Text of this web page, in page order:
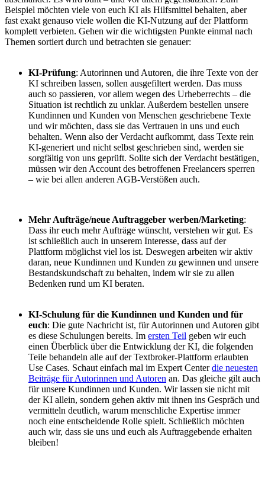
Beispiel möchten viele von euch KI als Hilfsmittel behalten, aber
fast exakt genauso viele wollen die KI-Nutzung auf der Plattform
komplett verbieten. Gehen wir die wichtigsten Punkte einmal nach
Themen sortiert durch und betrachten sie genauer:
KI-Prüfung: Autorinnen und Autoren, die ihre Texte von der
KI schreiben lassen, sollen ausgefiltert werden. Das muss
auch so passieren, vor allem wegen des Urheberrechts – die
Situation ist rechtlich zu unklar. Außerdem bestellen unsere
Kundinnen und Kunden von Menschen geschriebene Texte
und wir möchten, dass sie das Vertrauen in uns und euch
behalten. Wenn also der Verdacht aufkommt, dass Texte rein
KI-generiert und nicht selbst geschrieben sind, werden sie
sorgfältig von uns geprüft. Sollte sich der Verdacht bestätigen,
müssen wir den Account des betroffenen Freelancers sperren
– wie bei allen anderen AGB-Verstößen auch.
Mehr Aufträge/neue Auftraggeber werben/Marketing:
Dass ihr euch mehr Aufträge wünscht, verstehen wir gut. Es
ist schließlich auch in unserem Interesse, dass auf der
Plattform möglichst viel los ist. Deswegen arbeiten wir aktiv
daran, neue Kundinnen und Kunden zu gewinnen und unsere
Bestandskundschaft zu behalten, indem wir sie zu allen
Bedenken rund um KI beraten.
KI-Schulung für die Kundinnen und Kunden und für
euch: Die gute Nachricht ist, für Autorinnen und Autoren gibt
es diese Schulungen bereits. Im ersten Teil geben wir euch
einen Überblick über die Entwicklung der KI, die folgenden
Teile behandeln alle auf der Textbroker-Plattform erlaubten
Use Cases. Schaut einfach mal im Expert Centerdie neuesten
Beiträge für Autorinnen und Autoren an. Das gleiche gilt auch
für unsere Kundinnen und Kunden. Wir lassen sie nicht mit
der KI allein, sondern gehen aktiv mit ihnen ins Gespräch und
vermitteln deutlich, warum menschliche Expertise immer
noch eine entscheidende Rolle spielt. Schließlich möchten
auch wir, dass sie uns und euch als Auftraggebende erhalten
bleiben!